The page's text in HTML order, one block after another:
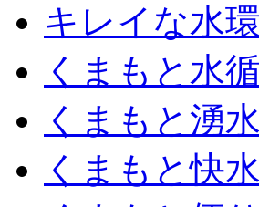
キレイな水
くまもと水
くまもと湧
くまもと快